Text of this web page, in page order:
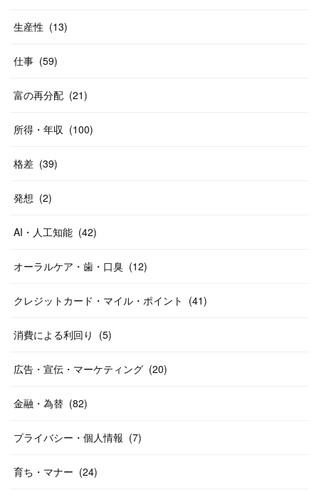
生産性 (13)
仕事 (59)
富の再分配 (21)
所得・年収 (100)
格差 (39)
発想 (2)
AI・人工知能 (42)
オーラルケア・歯・口臭 (12)
クレジットカード・マイル・ポイント (41)
消費による利回り (5)
広告・宣伝・マーケティング (20)
金融・為替 (82)
プライバシー・個人情報 (7)
育ち・マナー (24)